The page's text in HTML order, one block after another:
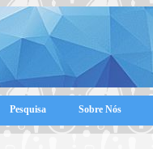
Pesquisa Sobre Nós